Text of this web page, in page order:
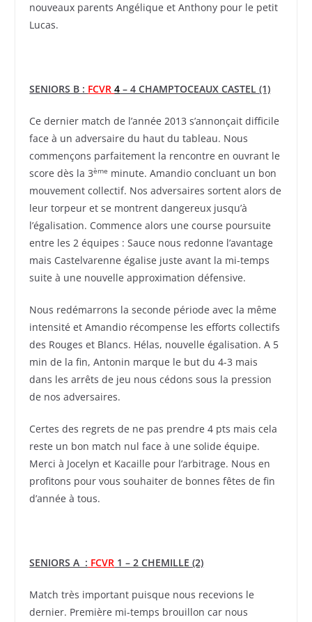
nouveaux parents Angélique et Anthony pour le petit
Lucas.
SENIORS B : FCVR4 – 4 CHAMPTOCEAUX CASTEL (1)
Ce dernier match de l’année 2013 s’annonçait difficile
face à un adversaire du haut du tableau. Nous
commençons parfaitement la rencontre en ouvrant le
score dès la 3ème minute. Amandio concluant un bon
mouvement collectif. Nos adversaires sortent alors de
leur torpeur et se montrent dangereux jusqu’à
l’égalisation. Commence alors une course poursuite
entre les 2 équipes : Sauce nous redonne l’avantage
mais Castelvarenne égalise juste avant la mi-temps
suite à une nouvelle approximation défensive.
Nous redémarrons la seconde période avec la même
intensité et Amandio récompense les efforts collectifs
des Rouges et Blancs. Hélas, nouvelle égalisation. A 5
min de la fin, Antonin marque le but du 4-3 mais
dans les arrêts de jeu nous cédons sous la pression
de nos adversaires.
Certes des regrets de ne pas prendre 4 pts mais cela
reste un bon match nul face à une solide équipe.
Merci à Jocelyn et Kacaille pour l’arbitrage. Nous en
profitons pour vous souhaiter de bonnes fêtes de fin
d’année à tous.
SENIORS A : FCVR 1 – 2 CHEMILLE (2)
Match très important puisque nous recevions le
dernier. Première mi-temps brouillon car nous